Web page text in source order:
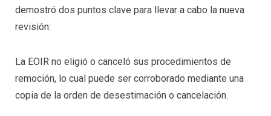
demostró dos puntos clave para llevar a cabo la nueva
revisión:
La EOIR no eligió o canceló sus procedimientos de
remoción, lo cual puede ser corroborado mediante una
copia de la orden de desestimación o cancelación.